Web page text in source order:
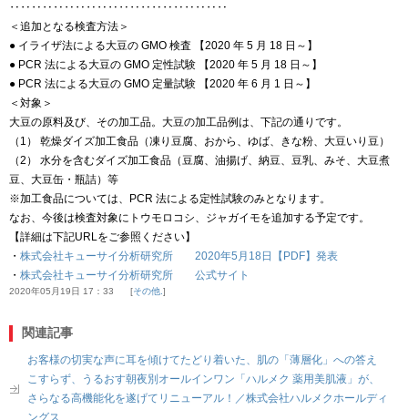
‥‥‥‥‥‥‥‥‥‥‥‥‥‥‥‥‥‥‥‥
＜追加となる検査方法＞
● イライザ法による大豆の GMO 検査 【2020 年 5 月 18 日～】
● PCR 法による大豆の GMO 定性試験 【2020 年 5 月 18 日～】
● PCR 法による大豆の GMO 定量試験 【2020 年 6 月 1 日～】
＜対象＞
大豆の原料及び、その加工品。大豆の加工品例は、下記の通りです。
（1） 乾燥ダイズ加工食品（凍り豆腐、おから、ゆば、きな粉、大豆いり豆）
（2） 水分を含むダイズ加工食品（豆腐、油揚げ、納豆、豆乳、みそ、大豆煮
豆、大豆缶・瓶詰）等
※加工食品については、PCR 法による定性試験のみとなります。
なお、今後は検査対象にトウモロコシ、ジャガイモを追加する予定です。
【詳細は下記URLをご参照ください】
・ 株式会社キューサイ分析研究所 2020年5月18日【PDF】発表
・ 株式会社キューサイ分析研究所 公式サイト
2020年05月19日 17：33 その他.
関連記事
お客様の切実な声に耳を傾けてたどり着いた、肌の「薄層化」への答え
こすらず、うるおす朝夜別オールインワン「ハルメク 薬用美肌液」が、
さらなる高機能化を遂げてリニューアル！／株式会社ハルメクホールディ
ングス